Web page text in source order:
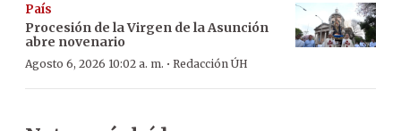
País
Procesión de la Virgen de la Asunción
abre novenario
Agosto 6, 2026 10:02 a. m. · Redacción ÚH